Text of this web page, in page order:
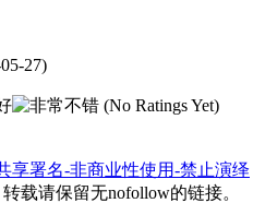
27)
(No Ratings Yet)
享署名-非商业性使用-禁止演绎
载请保留无nofollow的链接。